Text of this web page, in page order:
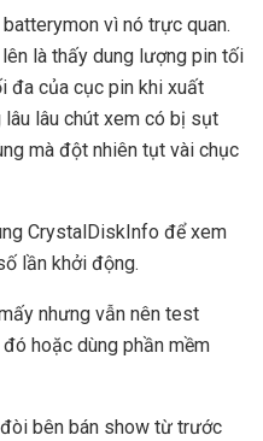
vì nó trực quan.
là thấy dung lượng pin tối
đa của cục pin khi xuất
lâu chút xem có bị sụt
mà đột nhiên tụt vài chục
CrystalDiskInfo để xem
lần khởi động.
nhưng vẫn nên test
hoặc dùng phần mềm
bên bán show từ trước